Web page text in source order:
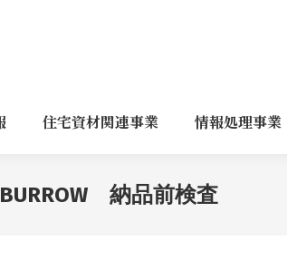
住宅資材関連事業 情報処理事業
納品前検査